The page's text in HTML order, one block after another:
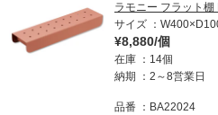
ラモニー フラット
サイズ
¥8,880/個
在庫
14個
納期
2～8営業日
品番
BA22024